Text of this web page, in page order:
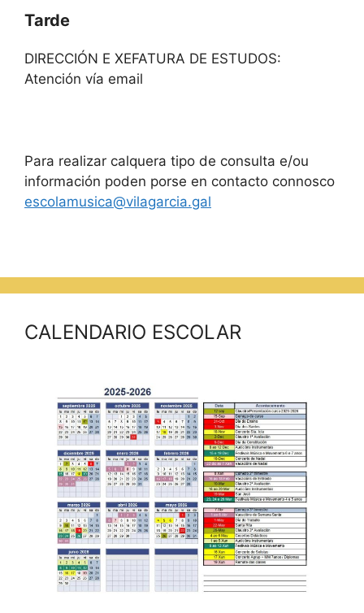
Tarde
DIRECCIÓN E XEFATURA DE ESTUDOS:
Atención vía email
Para realizar calquera tipo de consulta e/ou
información poden porse en contacto connosco
escolamusica@vilagarcia.gal
CALENDARIO ESCOLAR